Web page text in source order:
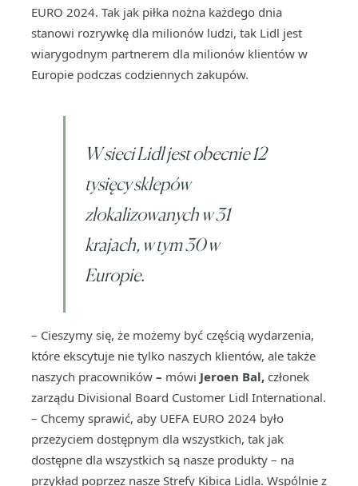
EURO 2024. Tak jak piłka nożna każdego dnia
stanowi rozrywkę dla milionów ludzi, tak Lidl jest
wiarygodnym partnerem dla milionów klientów w
Europie podczas codziennych zakupów.
W sieci Lidl jest obecnie 12
tysięcy sklepów
zlokalizowanych w 31
krajach, w tym 30 w
Europie.
– Cieszymy się, że możemy być częścią wydarzenia,
które ekscytuje nie tylko naszych klientów, ale także
naszych pracowników – mówi Jeroen Bal, członek
zarządu Divisional Board Customer Lidl International.
– Chcemy sprawić, aby UEFA EURO 2024 było
przeżyciem dostępnym dla wszystkich, tak jak
dostępne dla wszystkich są nasze produkty – na
przykład poprzez nasze Strefy Kibica Lidla. Wspólnie z